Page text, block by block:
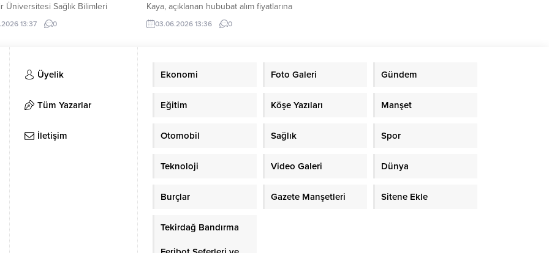
Üniversitesi Sağlık Bilimleri
Hemşirelik Esasları Anabilim
Doç. Dr. Hale TOSUN
ve toplumsal farkındalığın
amacıyla düzenlenen “SESİNLE
HAYATLARA” adlı konferans,
ve akademik personelin
gerçekleştirildi. Konferansa
hemşire Mine BAHAR, Altı Nokta
genel merkez yönetim
13:37 0
Kaya, açıklanan hububat alım fiyatlarına
sert tepki göstererek, devletin bazı
projelerde gösterdiği cömertliği üreticiye
Çanakkale İl Başkanı İsmail Kaya, Toprak
2026 yılı hububat alım fiyatlarına ilişkin
03.06.2026 13:36 0
Üyelik
Tüm Yazarlar
İletişim
Ekonomi Foto Galeri Gündem
Eğitim Köşe Yazıları Manşet
Otomobil Sağlık Spor
Teknoloji Video Galeri Dünya
Burçlar Gazete Manşetleri Sitene Ekle
Tekirdağ Bandırma